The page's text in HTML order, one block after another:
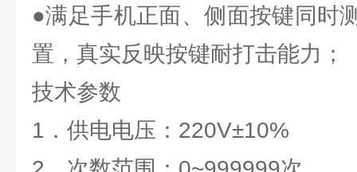
●满足手机正面、侧面按键同时
置，真实反映按键耐打击能力；
技术参数
1．供电电压：220V±10%